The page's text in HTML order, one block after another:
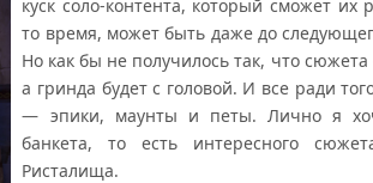
куск соло-контента, который сможет их
то время, может быть даже до
Но как бы не получилось так, что сюжета
а гринда будет с головой. И все ради
— эпики, маунты и петы. Лично я
банкета, то есть интересного
Ристалища.